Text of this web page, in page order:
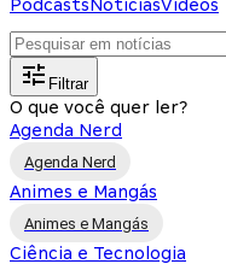
PodcastsNotíciasVídeos
Filtrar
O que você quer ler?
Agenda Nerd
Agenda Nerd
Animes e Mangás
Animes e Mangás
Ciência e Tecnologia